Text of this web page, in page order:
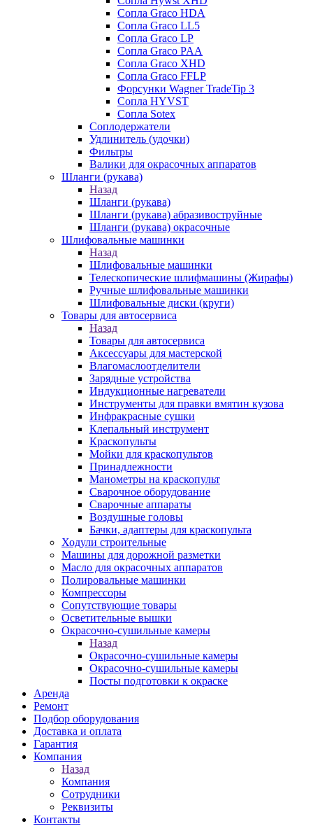
Сопла Graco HDA
Сопла Graco LL5
Сопла Graco LP
Сопла Graco PAA
Сопла Graco XHD
Сопла Graco FFLP
Форсунки Wagner TradeTip 3
Сопла HYVST
Сопла Sotex
Соплодержатели
Удлинитель (удочки)
Фильтры
Валики для окрасочных аппаратов
Шланги (рукава)
Назад
Шланги (рукава)
Шланги (рукава) абразивоструйные
Шланги (рукава) окрасочные
Шлифовальные машинки
Назад
Шлифовальные машинки
Телескопические шлифмашины (Жирафы)
Ручные шлифовальные машинки
Шлифовальные диски (круги)
Товары для автосервиса
Назад
Товары для автосервиса
Аксессуары для мастерской
Влагомаслоотделители
Зарядные устройства
Индукционные нагреватели
Инструменты для правки вмятин кузова
Инфракрасные сушки
Клепальный инструмент
Краскопульты
Мойки для краскопультов
Принадлежности
Манометры на краскопульт
Сварочное оборудование
Сварочные аппараты
Воздушные головы
Бачки, адаптеры для краскопульта
Ходули строительные
Машины для дорожной разметки
Масло для окрасочных аппаратов
Полировальные машинки
Компрессоры
Сопутствующие товары
Осветительные вышки
Окрасочно-сушильные камеры
Назад
Окрасочно-сушильные камеры
Окрасочно-сушильные камеры
Посты подготовки к окраске
Аренда
Ремонт
Подбор оборудования
Доставка и оплата
Гарантия
Компания
Назад
Компания
Сотрудники
Реквизиты
Контакты